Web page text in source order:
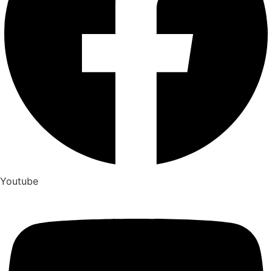
Youtube